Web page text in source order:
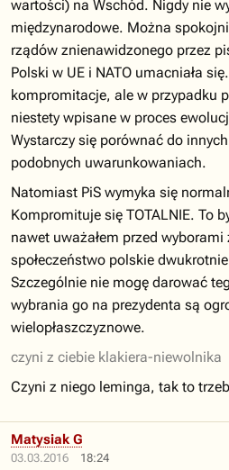
wartości) na Wschód. Nigdy nie
międzynarodowe. Można
rządów znienawidzonego przez
Polski w UE i NATO umacniała się.
kompromitacje, ale w przypadku
niestety wpisane w proces
Wystarczy się porównać do
podobnych uwarunkowaniach.
Natomiast PiS wymyka się
Kompromituje się TOTALNIE. To
nawet uważałem przed
społeczeństwo polskie
Szczególnie nie mogę darować
wybrania go na prezydenta są
wielopłaszczyznowe.
czyni z ciebie klakiera-niewolnika
Czyni z niego leminga, tak to
03.03.2016 18:24
Matysiak G